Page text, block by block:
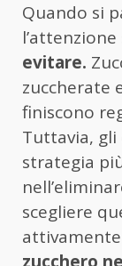
Quando si
evitare.
zuccherate
finiscono
Tuttavia,
strategia
scegliere